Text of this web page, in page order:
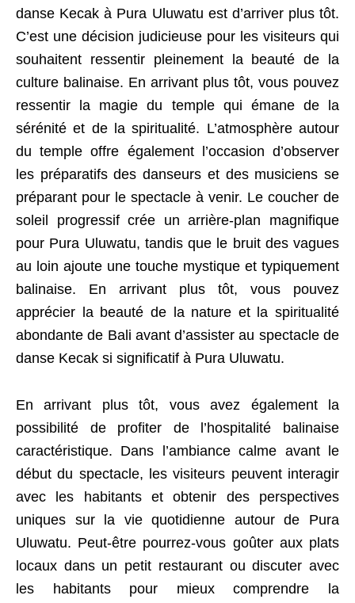
danse Kecak à Pura Uluwatu est d’arriver plus tôt.
C’est une décision judicieuse pour les visiteurs qui
souhaitent ressentir pleinement la beauté de la
culture balinaise. En arrivant plus tôt, vous pouvez
ressentir la magie du temple qui émane de la
sérénité et de la spiritualité. L’atmosphère autour
du temple offre également l’occasion d’observer
les préparatifs des danseurs et des musiciens se
préparant pour le spectacle à venir. Le coucher de
soleil progressif crée un arrière-plan magnifique
pour Pura Uluwatu, tandis que le bruit des vagues
au loin ajoute une touche mystique et typiquement
balinaise. En arrivant plus tôt, vous pouvez
apprécier la beauté de la nature et la spiritualité
abondante de Bali avant d’assister au spectacle de
danse Kecak si significatif à Pura Uluwatu.
En arrivant plus tôt, vous avez également la
possibilité de profiter de l’hospitalité balinaise
caractéristique. Dans l’ambiance calme avant le
début du spectacle, les visiteurs peuvent interagir
avec les habitants et obtenir des perspectives
uniques sur la vie quotidienne autour de Pura
Uluwatu. Peut-être pourrez-vous goûter aux plats
locaux dans un petit restaurant ou discuter avec
les habitants pour mieux comprendre la